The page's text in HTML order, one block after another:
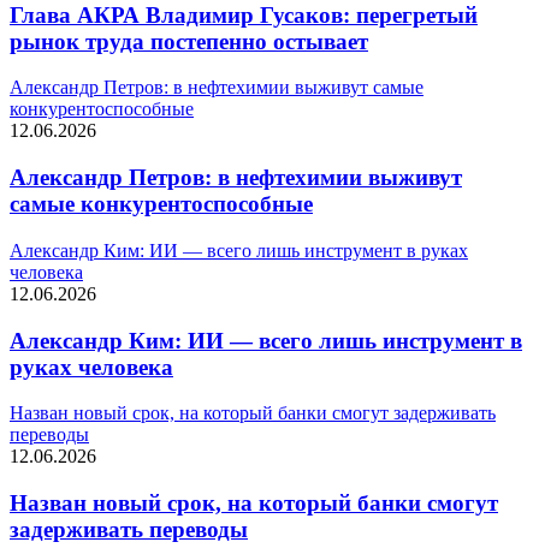
Глава АКРА Владимир Гусаков: перегретый
рынок труда постепенно остывает
Александр Петров: в нефтехимии выживут самые
конкурентоспособные
12.06.2026
Александр Петров: в нефтехимии выживут
самые конкурентоспособные
Александр Ким: ИИ — всего лишь инструмент в руках
человека
12.06.2026
Александр Ким: ИИ — всего лишь инструмент в
руках человека
Назван новый срок, на который банки смогут задерживать
переводы
12.06.2026
Назван новый срок, на который банки смогут
задерживать переводы